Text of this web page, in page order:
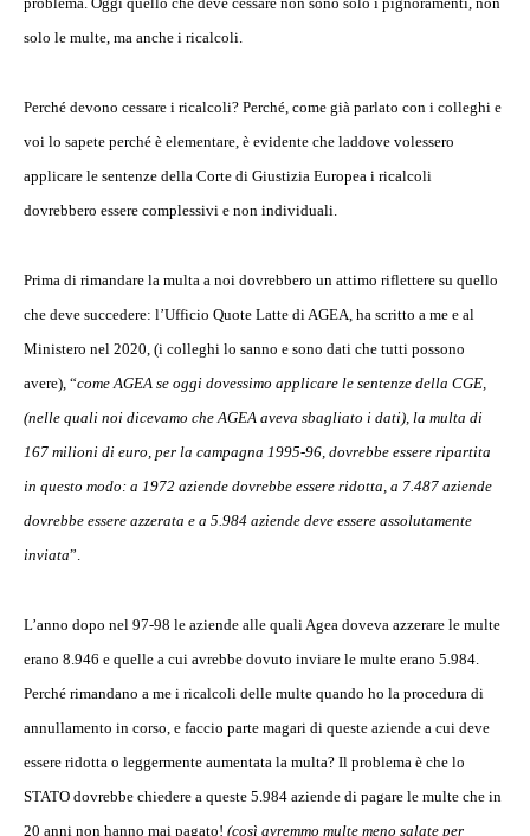
solo le multe, ma anche i ricalcoli.
Perché devono cessare i ricalcoli? Perché, come già parlato con i colleghi e
voi lo sapete perché è elementare, è evidente che laddove volessero
applicare le sentenze della Corte di Giustizia Europea i ricalcoli
dovrebbero essere complessivi e non individuali.
Prima di rimandare la multa a noi dovrebbero un attimo riflettere su quello
che deve succedere: l’Ufficio Quote Latte di AGEA, ha scritto a me e al
Ministero nel 2020, (i colleghi lo sanno e sono dati che tutti possono
avere), “come AGEA se oggi dovessimo applicare le sentenze della CGE,
(nelle quali noi dicevamo che AGEA aveva sbagliato i dati), la multa di
167 milioni di euro, per la campagna 1995-96, dovrebbe essere ripartita
in questo modo: a 1972 aziende dovrebbe essere ridotta, a 7.487 aziende
dovrebbe essere azzerata e a 5.984 aziende deve essere assolutamente
inviata”.
L’anno dopo nel 97-98 le aziende alle quali Agea doveva azzerare le multe
erano 8.946 e quelle a cui avrebbe dovuto inviare le multe erano 5.984.
Perché rimandano a me i ricalcoli delle multe quando ho la procedura di
annullamento in corso, e faccio parte magari di queste aziende a cui deve
essere ridotta o leggermente aumentata la multa? Il problema è che lo
STATO dovrebbe chiedere a queste 5.984 aziende di pagare le multe che in
20 anni non hanno mai pagato! (così avremmo multe meno salate per